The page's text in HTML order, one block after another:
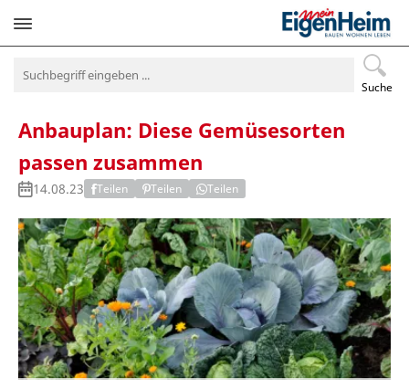
Suche
Navigation
Anbauplan: Diese Gemüsesorten
passen zusammen
14.08.23 Teilen Teilen Teilen